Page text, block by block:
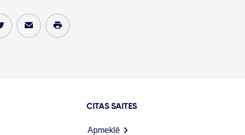
CITAS SAITES
Apmeklē